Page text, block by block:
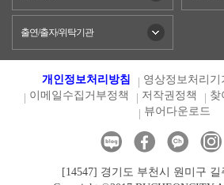
출연/출자/위탁기관
개인정보처리방침
영상정보처리기
이메일수집거부정책
저작권정책 찾
뷰어다운로드
[14547] 경기도 부천시 원미구 길